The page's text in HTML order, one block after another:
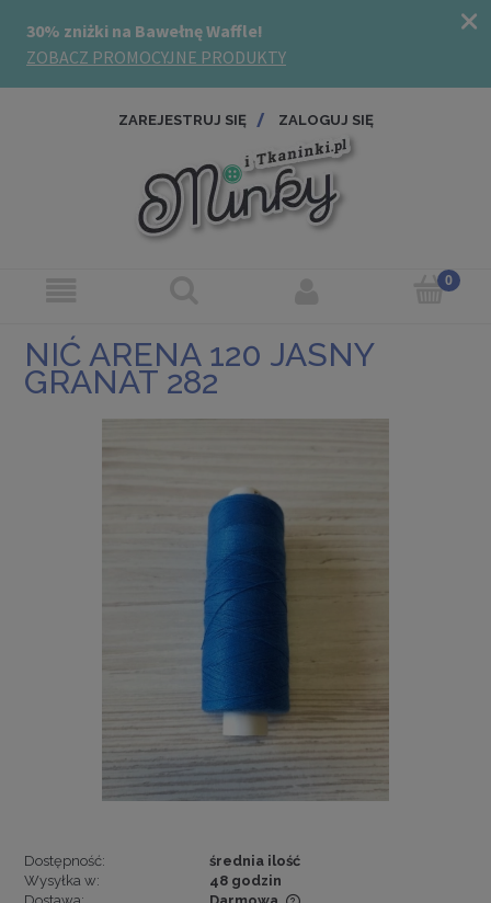
ZAREJESTRUJ SIĘ ZALOGUJ SIĘ
NIĆ ARENA 120 JASNY
GRANAT 282
Dostępność:
średnia ilość
Wysyłka w:
48 godzin